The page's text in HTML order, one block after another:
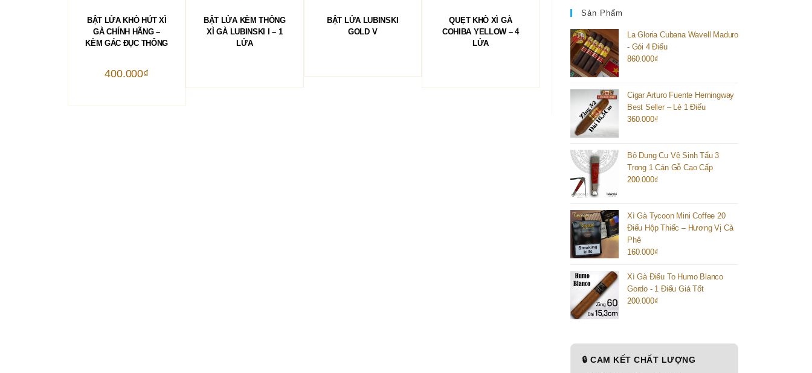
CHỌN
phẩm
này
có
nhiều
biến
tùy
được
BẬT LỬA KHÒ HÚT XÌ
GÀ CHÍNH HÃNG –
KÈM GÁC ĐỤC THÔNG
400.000₫
CHỌNphẩm
này
có
nhiều
biến
có
BẬT LỬA KÈM THÔNG
XÌ GÀ LUBINSKI I – 1
LỬA
ĐỌC TIẾP
BẬT LỬA LUBINSKI
GOLD V
ĐỌC TIẾP
QUẸT KHÒ XÌ GÀ
COHIBA YELLOW – 4
LỬA
Sản Phẩm
La Gloria Cubana Wavell Maduro
- Gói 4 Điếu
860.000₫
Cigar Arturo Fuente Hemingway
Best Seller – Lẻ 1 Điếu
360.000₫
Bộ Dụng Cụ Vệ Sinh Tẩu 3
Trong 1 Cán Gỗ Cao Cấp
200.000₫
Xì Gà Tycoon Mini Coffee 20
Điếu Hộp Thiếc – Hương Vị Cà
Phê
160.000₫
Xì Gà Điếu To Humo Blanco
Gordo - 1 Điếu Giá Tốt
200.000₫
🔒 CAM KẾT CHẤT LƯỢNG